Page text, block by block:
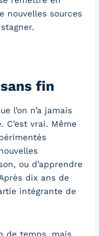
nouvelles sources
fin
l’on n’a jamais
C’est vrai. Même
ou d’apprendre
dix ans de
intégrante de